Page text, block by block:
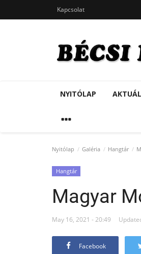
Kapcsolat
NYITÓLAP
Nyitólap Galéria Hangtár
Hangtár
Magyar
May 16, 2021 - 20:49
Facebook